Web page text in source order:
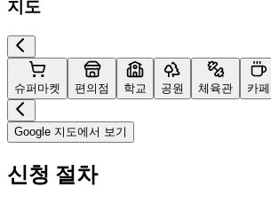
지도
슈퍼마켓 편의점 학교 공원 체육관 카페
Google 지도에서 보기
신청 절차